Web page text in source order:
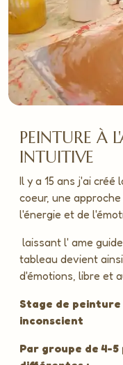
PEINTURE À
INTUITIVE
Il y a 15 ans j'ai
coeur, une
l'énergie et de
laissant l' ame
tableau devient
d'émotions, libre et
Stage de
inconscient
Par groupe de 4-